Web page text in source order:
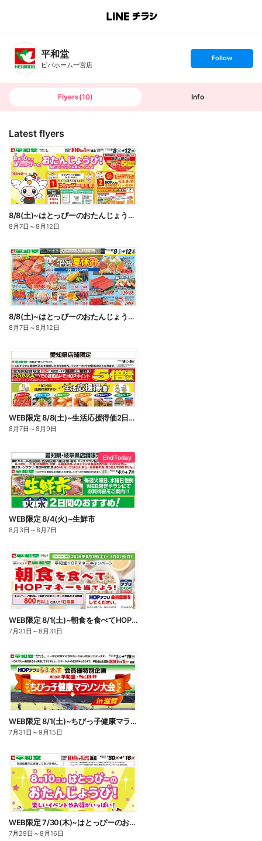
B
n
T
平和堂
ビバホーム一宮店
s
t
o
Follow
Flyers(10) Info
Latest flyers
8/8(土)~はとっぴーのおたんじょうび【表面】
8月7日 ～8月12日
8/8(土)~はとっぴーのおたんじょうび【裏面】
8月7日 ～8月12日
WEB限定 8/8(土)~生活応援得価2日間のおすすめ
8月7日 ～8月9日
End Today
WEB限定 8/4(火)~生鮮市
8月3日 ～8月7日
WEB限定 8/1(土)~朝食を食べてHOPマネーを当てよう
7月31日 ～8月31日
WEB限定 8/1(土)~ちびっ子健康マラソン大会
7月31日 ～9月15日
WEB限定 7/30(木)~はとっぴーのおたんじょうび
7月29日 ～8月16日